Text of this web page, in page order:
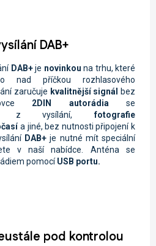
DAB+
DAB+je novinkou na trhu, které
příčkou rozhlasového
zaručuje kvalitnější signál
bez
2DIN autorádia se
vysílání,fotografie
a jiné, bez nutnosti připojení k
DAB+ je nutné mít speciální
v naší nabídce. Anténa se
pomocíUSB portu.
pod kontrolou